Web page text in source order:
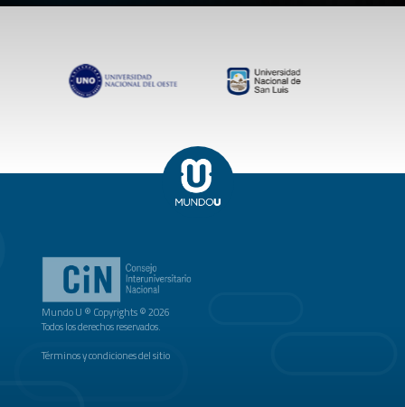
Mundo U ® Copyrights © 2026
Todos los derechos reservados.
Términos y condiciones del sitio